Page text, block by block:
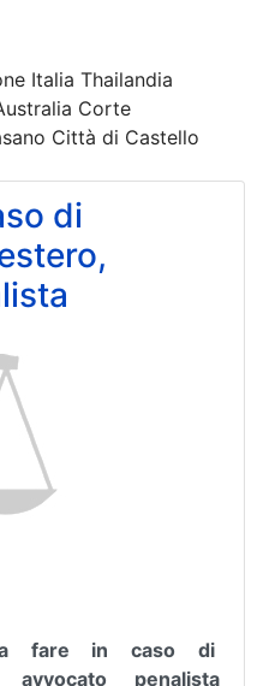
Italia Thailandia
Corte
Città di Castello
di
fare in caso di
avvocato penalista